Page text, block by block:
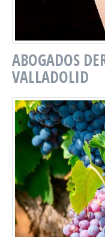
ABOGADOS
VALLADOLID